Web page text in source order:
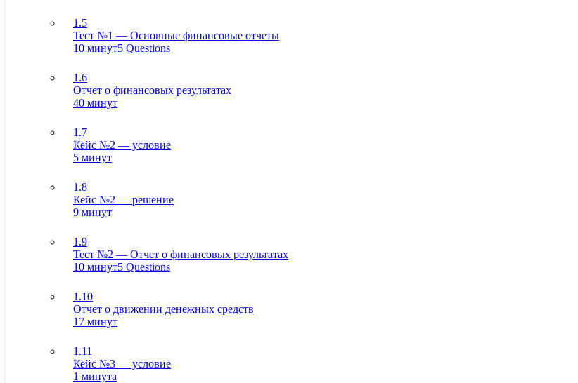
1.5
Тест №1 — Основные финансовые отчеты
10 минут5 Questions
1.6
Отчет о финансовых результатах
40 минут
1.7
Кейс №2 — условие
5 минут
1.8
Кейс №2 — решение
9 минут
1.9
Тест №2 — Отчет о финансовых результатах
10 минут5 Questions
1.10
Отчет о движении денежных средств
17 минут
1.11
Кейс №3 — условие
1 минута